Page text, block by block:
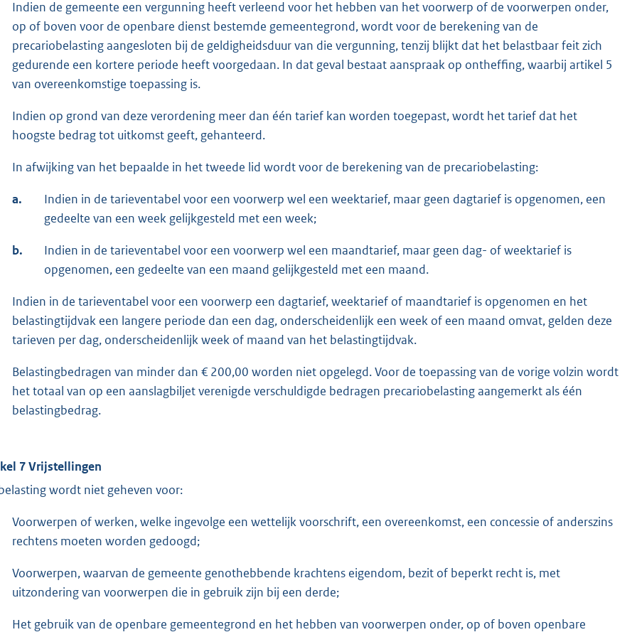
Indien de gemeente een vergunning heeft verleend voor het hebben van het voorwerp of de voorwerpen onder,
op of boven voor de openbare dienst bestemde gemeentegrond, wordt voor de berekening van de
precariobelasting aangesloten bij de geldigheidsduur van die vergunning, tenzij blijkt dat het belastbaar feit zich
gedurende een kortere periode heeft voorgedaan. In dat geval bestaat aanspraak op ontheffing, waarbij artikel 5
van overeenkomstige toepassing is.
Indien op grond van deze verordening meer dan één tarief kan worden toegepast, wordt het tarief dat het
hoogste bedrag tot uitkomst geeft, gehanteerd.
In afwijking van het bepaalde in het tweede lid wordt voor de berekening van de precariobelasting:
a.
Indien in de tarieventabel voor een voorwerp wel een weektarief, maar geen dagtarief is opgenomen, een
gedeelte van een week gelijkgesteld met een week;
b.
Indien in de tarieventabel voor een voorwerp wel een maandtarief, maar geen dag- of weektarief is
opgenomen, een gedeelte van een maand gelijkgesteld met een maand.
Indien in de tarieventabel voor een voorwerp een dagtarief, weektarief of maandtarief is opgenomen en het
belastingtijdvak een langere periode dan een dag, onderscheidenlijk een week of een maand omvat, gelden deze
tarieven per dag, onderscheidenlijk week of maand van het belastingtijdvak.
Belastingbedragen van minder dan € 200,00 worden niet opgelegd. Voor de toepassing van de vorige volzin wordt
het totaal van op een aanslagbiljet verenigde verschuldigde bedragen precariobelasting aangemerkt als één
belastingbedrag.
7 Vrijstellingen
wordt niet geheven voor:
Voorwerpen of werken, welke ingevolge een wettelijk voorschrift, een overeenkomst, een concessie of anderszins
rechtens moeten worden gedoogd;
Voorwerpen, waarvan de gemeente genothebbende krachtens eigendom, bezit of beperkt recht is, met
uitzondering van voorwerpen die in gebruik zijn bij een derde;
Het gebruik van de openbare gemeentegrond en het hebben van voorwerpen onder, op of boven openbare